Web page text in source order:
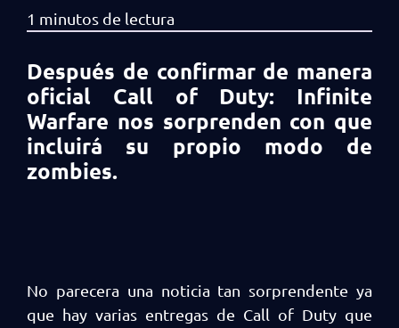
Después de confirmar de manera
oficial Call of Duty: Infinite
Warfare nos sorprenden con que
incluirá su propio modo de
zombies.
No parecera una noticia tan sorprendente ya
que hay varias entregas de Call of Duty que